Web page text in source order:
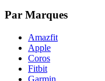
Par Marques
Amazfit
Apple
Coros
Fitbit
Garmin